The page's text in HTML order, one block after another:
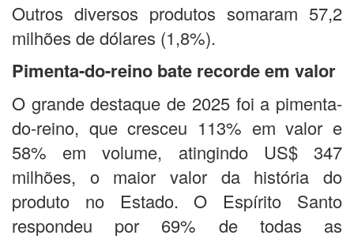
Outros diversos produtos somaram 57,2
milhões de dólares (1,8%).
Pimenta-do-reino bate recorde em valor
O grande destaque de 2025 foi a pimenta-
do-reino, que cresceu 113% em valor e
58% em volume, atingindo US$ 347
milhões, o maior valor da história do
produto no Estado. O Espírito Santo
respondeu por 69% de todas as